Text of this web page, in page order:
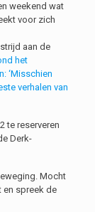
weekend wat
voor zich
aan de
het
‘Misschien
verhalen van
te reserveren
Derk-
Mocht
en spreek de